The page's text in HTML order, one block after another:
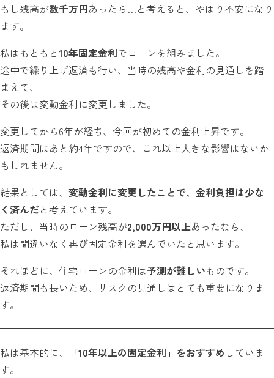
もし残高が数千万円あったら…と考えると、やはり不安になり
ます。
私はもともと10年固定金利でローンを組みました。
途中で繰り上げ返済も行い、当時の残高や金利の見通しを踏
まえて、
その後は変動金利に変更しました。
変更してから6年が経ち、今回が初めての金利上昇です。
返済期間はあと約4年ですので、これ以上大きな影響はないか
もしれません。
結果としては、 変動金利に変更したことで、金利負担は少な
く済んだと考えています。
ただし、当時のローン残高が2,000万円以上あったなら、
私は間違いなく再び固定金利を選んでいたと思います。
それほどに、住宅ローンの金利は予測が難しいものです。
返済期間も長いため、リスクの見通しはとても重要になりま
す。
私は基本的に、 「10年以上の固定金利」をおすすめ していま
す。